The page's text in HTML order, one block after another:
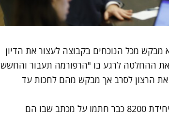
מכל הנוכחים בקבוצה לעצור את הדיון
ההחלטה לרגע בו "הרפורמה תעבור והחשש
את הרצון לסרב אך מבקש מהם לחכות עד
החלטת הקצינים מגיעה לאחר שכ-300 בוגרי יחידת 8200 כבר חתמו על מכתב שבו הם